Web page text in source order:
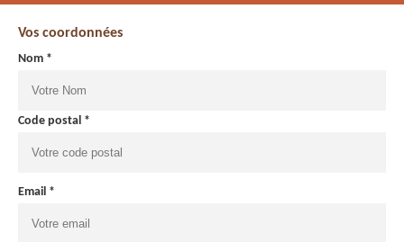
Vos coordonnées
Nom *
Code postal *
Email *